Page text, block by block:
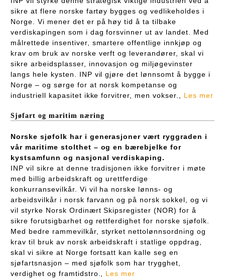
sikre at flere norske fartøy bygges og vedlikeholdes i
Norge. Vi mener det er på høy tid å ta tilbake
verdiskapingen som i dag forsvinner ut av landet. Med
målrettede insentiver, smartere offentlige innkjøp og
krav om bruk av norske verft og leverandører, skal vi
sikre arbeidsplasser, innovasjon og miljøgevinster
langs hele kysten. INP vil gjøre det lønnsomt å bygge i
Norge – og sørge for at norsk kompetanse og
industriell kapasitet ikke forvitrer, men vokser., Les mer
Sjøfart og maritim næring
Norske sjøfolk har i generasjoner vært ryggraden i
vår maritime stolthet – og en bærebjelke for
kystsamfunn og nasjonal verdiskaping.
INP vil sikre at denne tradisjonen ikke forvitrer i møte
med billig arbeidskraft og urettferdige
konkurransevilkår. Vi vil ha norske lønns- og
arbeidsvilkår i norsk farvann og på norsk sokkel, og vi
vil styrke Norsk Ordinært Skipsregister (NOR) for å
sikre forutsigbarhet og rettferdighet for norske sjøfolk.
Med bedre rammevilkår, styrket nettolønnsordning og
krav til bruk av norsk arbeidskraft i statlige oppdrag,
skal vi sikre at Norge fortsatt kan kalle seg en
sjøfartsnasjon – med sjøfolk som har trygghet,
verdighet og framtidstro., Les mer